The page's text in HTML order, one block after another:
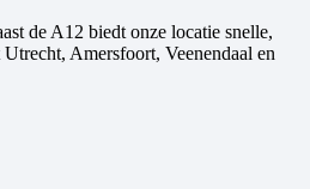
de A12 biedt onze locatie snelle,
Amersfoort, Veenendaal en